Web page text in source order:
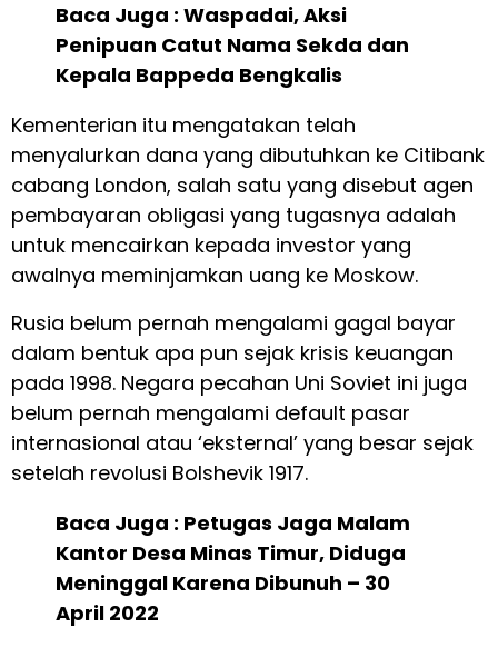
Baca Juga : Waspadai, Aksi
Penipuan Catut Nama Sekda dan
Kepala Bappeda Bengkalis
Kementerian itu mengatakan telah
menyalurkan dana yang dibutuhkan ke Citibank
cabang London, salah satu yang disebut agen
pembayaran obligasi yang tugasnya adalah
untuk mencairkan kepada investor yang
awalnya meminjamkan uang ke Moskow.
Rusia belum pernah mengalami gagal bayar
dalam bentuk apa pun sejak krisis keuangan
pada 1998. Negara pecahan Uni Soviet ini juga
belum pernah mengalami default pasar
internasional atau ‘eksternal’ yang besar sejak
setelah revolusi Bolshevik 1917.
Baca Juga : Petugas Jaga Malam
Kantor Desa Minas Timur, Diduga
Meninggal Karena Dibunuh – 30
April 2022